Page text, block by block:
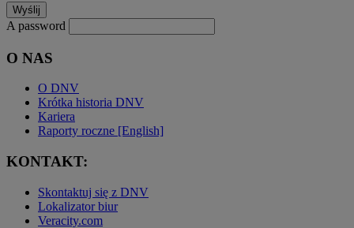
A password
O NAS
O DNV
Krótka historia DNV
Kariera
Raporty roczne [English]
KONTAKT:
Skontaktuj się z DNV
Lokalizator biur
Veracity.com